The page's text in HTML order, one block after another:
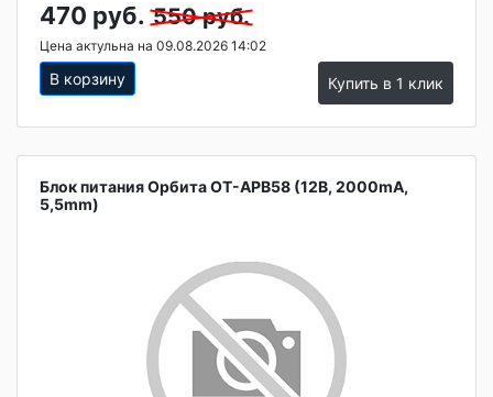
470 руб. 550 руб.
Цена актульна на 09.08.2026 14:02
В корзину Купить в 1 клик
Блок питания Орбита OT-APB58 (12В, 2000mA,
5,5mm)